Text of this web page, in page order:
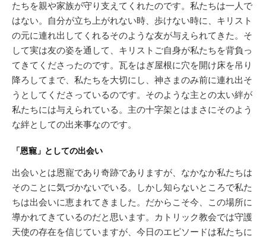
たちを親や家族が守り支えてくれたのです。私たちは一人で
はない。自分が立ち上がれない時、歩けない時に、キリスト
の元に連れ出してくれるそのような友が与えられてきた。そ
して実は友の姿を通して、キリストご自身が私たちを背負っ
てきてくださったのです。瓦をはぎ屋根に穴を開け床を吊り
降ろしてまで、私たちを大切にし、神さまのみ前に連れ出そ
うとしてくださっているのです。そのような主との太い絆が
私たちには与えられている。主の十字架とはまさにそのよう
な絆としての出来事なのです。
「恩寵」としての出会い
出会いとは恩寵であり奇跡でありますが、なかなか私たちは
そのことに気づかないでいる。しかし知らないところで私た
ちは出会いに恵まれてきました。だからこそ今、この場所に
導かれてきているのだと思います。カトリック教会では守護
天使の存在を信じていますが、今日のエピソードは私たちに